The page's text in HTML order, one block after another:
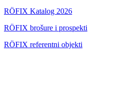
RÖFIX Katalog 2026
RÖFIX brošure i prospekti
RÖFIX referentni objekti